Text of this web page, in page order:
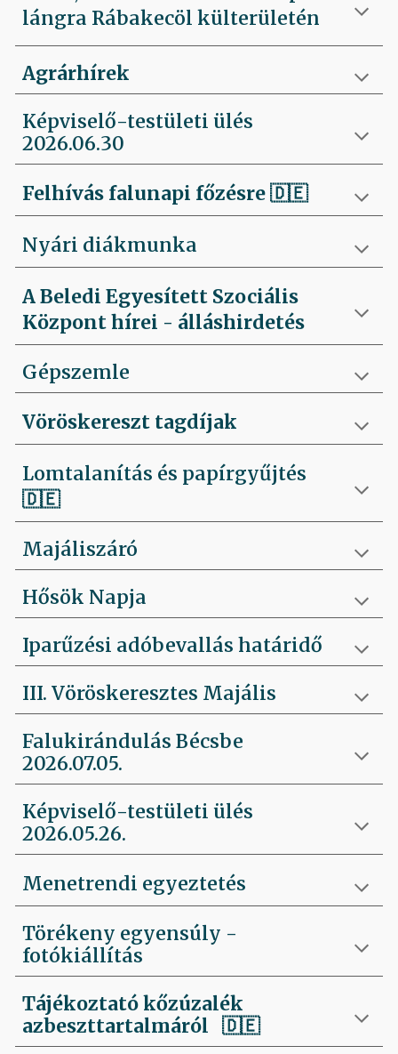
lángra Rábakecöl külterületén
Agrárhírek
Képviselő-testületi ülés
2026.06.30
Felhívás falunapi főzésre🇩🇪
Nyári diákmunka
A Beledi Egyesített Szociális
Központ hírei - álláshirdetés
Gépszemle
Vöröskereszt tagdíjak
Lomtalanítás és papírgyűjtés
🇩🇪
Majáliszáró
Hősök Napja
Iparűzési adóbevallás határidő
III. Vöröskeresztes Majális
Falukirándulás Bécsbe
2026.07.05.
Képviselő-testületi ülés
2026.05.26.
Menetrendi egyeztetés
Törékeny egyensúly -
fotókiállítás
Tájékoztató kőzúzalék
azbeszttartalmáról 🇩🇪